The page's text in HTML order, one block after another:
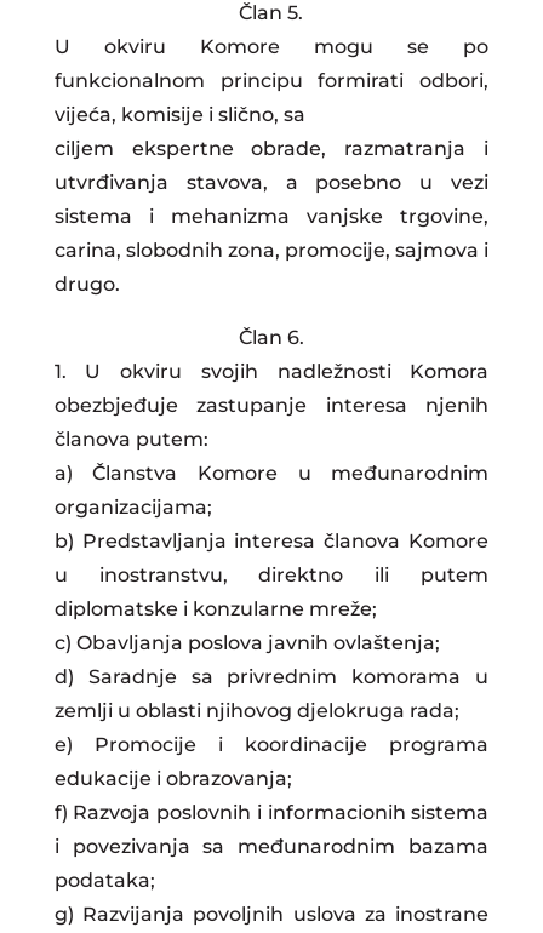
Član 5.
U okviru Komore mogu se po
funkcionalnom principu formirati odbori,
vijeća, komisije i slično, sa
ciljem ekspertne obrade, razmatranja i
utvrđivanja stavova, a posebno u vezi
sistema i mehanizma vanjske trgovine,
carina, slobodnih zona, promocije, sajmova i
drugo.
Član 6.
1. U okviru svojih nadležnosti Komora
obezbjeđuje zastupanje interesa njenih
članova putem:
a) Članstva Komore u međunarodnim
organizacijama;
b) Predstavljanja interesa članova Komore
u inostranstvu, direktno ili putem
diplomatske i konzularne mreže;
c) Obavljanja poslova javnih ovlaštenja;
d) Saradnje sa privrednim komorama u
zemlji u oblasti njihovog djelokruga rada;
e) Promocije i koordinacije programa
edukacije i obrazovanja;
f) Razvoja poslovnih i informacionih sistema
i povezivanja sa međunarodnim bazama
podataka;
g) Razvijanja povoljnih uslova za inostrane